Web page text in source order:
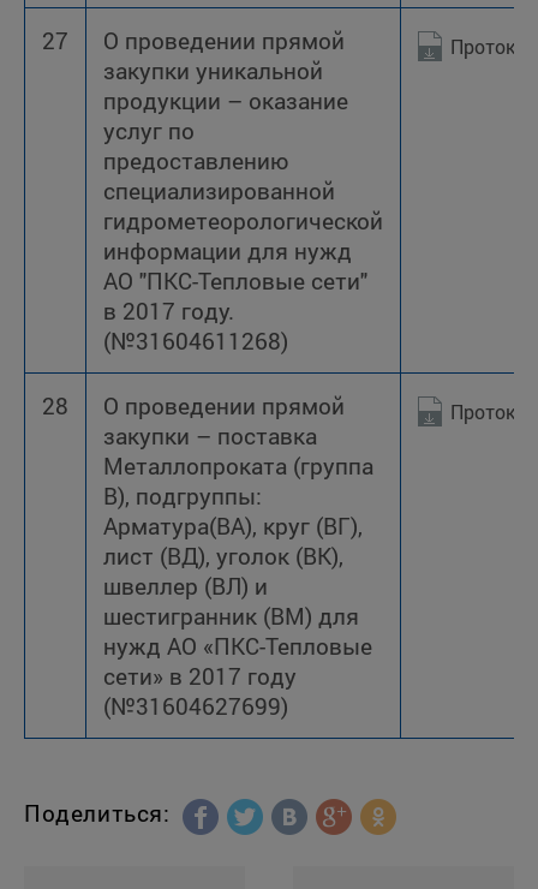
27
О проведении прямой
закупки уникальной
продукции – оказание
услуг по
предоставлению
специализированной
гидрометеорологической
информации для нужд
АО "ПКС-Тепловые сети"
в 2017 году.
(№31604611268)
Протокол
28
О проведении прямой
закупки – поставка
Металлопроката (группа
В), подгруппы:
Арматура(ВА), круг (ВГ),
лист (ВД), уголок (ВК),
швеллер (ВЛ) и
шестигранник (ВМ) для
нужд АО «ПКС-Тепловые
сети» в 2017 году
(№31604627699)
Протокол
Поделиться: